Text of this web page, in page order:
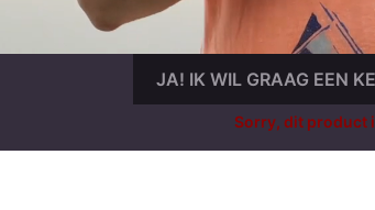
JA! IK WIL GRAAG EEN
Sorry, dit product